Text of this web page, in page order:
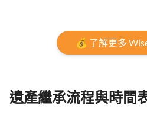
💰 了解更多
遺產繼承流程與時間